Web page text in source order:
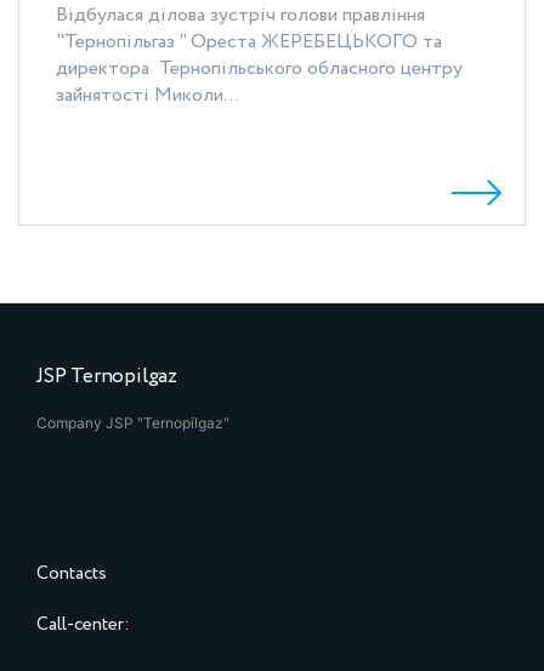
Відбулася ділова зустріч голови правління
"Тернопільгаз " Ореста ЖЕРЕБЕЦЬКОГО та
директора Тернопільського обласного центру
зайнятості Миколи...
JSP Ternopilgaz
Company JSP "Ternopilgaz"
Contacts
Call-center: